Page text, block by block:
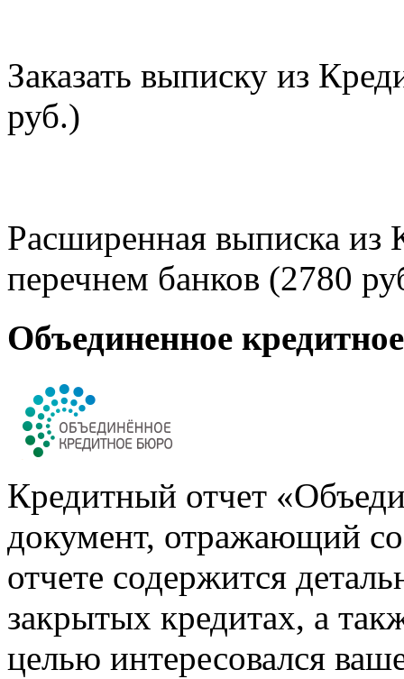
Заказать выписку из
руб.)
Расширенная выписка из
перечнем банков (2780
Объединенное
Кредитный отчет
документ, отражающий
отчете содержится
закрытых кредитах, а
целью интересовался